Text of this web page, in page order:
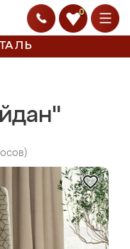
0